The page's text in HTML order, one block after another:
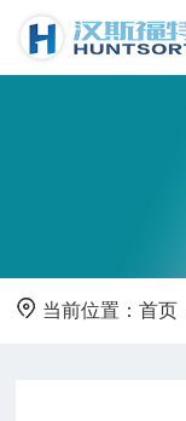
当前位置：首页